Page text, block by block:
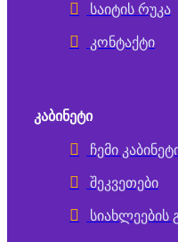
საიტის რუკა
კონტაქტი
ᲙᲐᲑᲘᲜᲔᲢᲘ
ჩემი
შეკვეთები
სიახლეების